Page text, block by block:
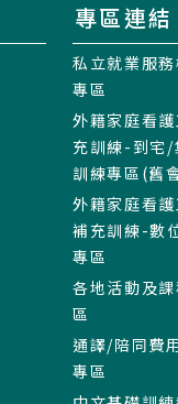
專區連結
私立就業服
專區
外籍家庭看
充訓練-到宅/
訓練專區(舊
外籍家庭看
補充訓練-數
專區
各地活動及
區
通譯/陪同費
專區